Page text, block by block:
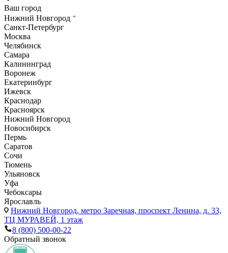
Ваш город
Нижний Новгород
Санкт-Петербург
Москва
Челябинск
Самара
Калининград
Воронеж
Екатеринбург
Ижевск
Краснодар
Красноярск
Нижний Новгород
Новосибирск
Пермь
Саратов
Сочи
Тюмень
Ульяновск
Уфа
Чебоксары
Ярославль
Нижний Новгород, метро Заречная, проспект Ленина, д. 33,
ТЦ МУРАВЕЙ, 1 этаж
8 (800) 500-00-22
Обратный звонок